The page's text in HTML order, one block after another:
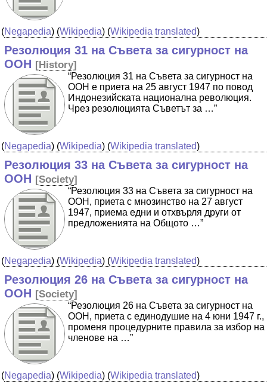
(Negapedia) (Wikipedia) (Wikipedia translated)
Резолюция 31 на Съвета за сигурност на
ООН [History]
“Резолюция 31 на Съвета за сигурност на
ООН е приета на 25 август 1947 по повод
Индонезийската национална революция.
Чрез резолюцията Съветът за …”
(Negapedia) (Wikipedia) (Wikipedia translated)
Резолюция 33 на Съвета за сигурност на
ООН [Society]
“Резолюция 33 на Съвета за сигурност на
ООН, приета с мнозинство на 27 август
1947, приема едни и отхвърля други от
предложенията на Общото …”
(Negapedia) (Wikipedia) (Wikipedia translated)
Резолюция 26 на Съвета за сигурност на
ООН [Society]
“Резолюция 26 на Съвета за сигурност на
ООН, приета с единодушие на 4 юни 1947 г.,
променя процедурните правила за избор на
членове на …”
(Negapedia) (Wikipedia) (Wikipedia translated)